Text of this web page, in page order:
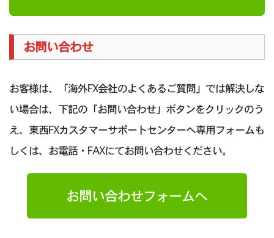
お問い合わせ
お客様は、「海外FX会社のよくあるご質問」では解決しな
い場合は、下記の「お問い合わせ」ボタンをクリックのう
え、東西FXカスタマーサポートセンターへ専用フォームも
しくは、お電話・FAXにてお問い合わせください。
お問い合わせフォームへ